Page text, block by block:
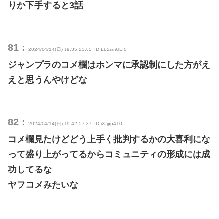
りか下手すると3話
81： 2024/04/14(日) 19:35:23.85 ID:Lb2smULf0
ジャンプラのコメ欄はホンマに承認制にした方がえ
えと思うんやけどな
82： 2024/04/14(日) 19:42:57.87 ID:iXIjpp410
コメ欄見たけどどう上手く批判するかの大喜利にな
って盛り上がってるからコミュニティの形成には成
功してるな
ヤフコメみたいな